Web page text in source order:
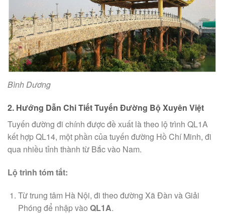
Bình Dương
2. Hướng Dẫn Chi Tiết Tuyến Đường Bộ Xuyên Việt
Tuyến đường đi chính được đề xuất là theo lộ trình QL1A
kết hợp QL14, một phần của tuyến đường Hồ Chí Minh, đi
qua nhiều tỉnh thành từ Bắc vào Nam.
Lộ trình tóm tắt:
Từ trung tâm Hà Nội, đi theo đường Xã Đàn và Giải
Phóng để nhập vào QL1A.